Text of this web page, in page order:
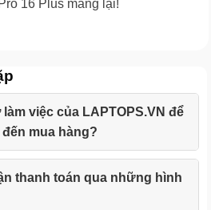
16 Plus mang lại!
việc của LAPTOPS.VN để
mua hàng?
thanh toán qua những hình